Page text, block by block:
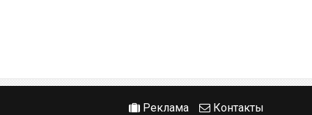
Реклама Контакты